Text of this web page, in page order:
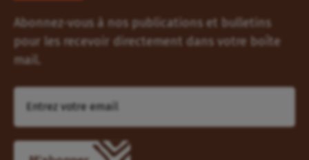
Abonnez-vous à nos publications et bulletins
pour les recevoir directement dans votre boîte
mail.